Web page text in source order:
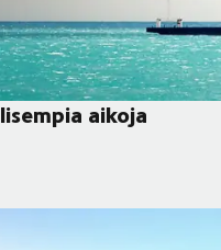
aikoja
odotellessa